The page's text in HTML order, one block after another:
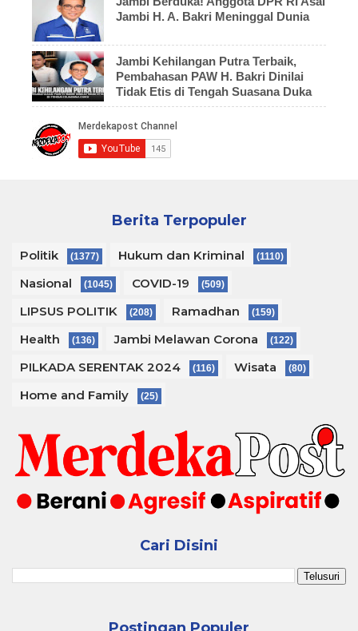
Jambi H. A. Bakri Meninggal Dunia
Jambi Kehilangan Putra Terbaik,
Pembahasan PAW H. Bakri Dinilai
Tidak Etis di Tengah Suasana Duka
Berita Terpopuler
Politik (1377) Hukum dan Kriminal (1110)
Nasional (1045) COVID-19 (509)
LIPSUS POLITIK (208) Ramadhan (159)
Health (136) Jambi Melawan Corona (122)
PILKADA SERENTAK 2024 (116) Wisata (80)
Home and Family (25)
Cari Disini